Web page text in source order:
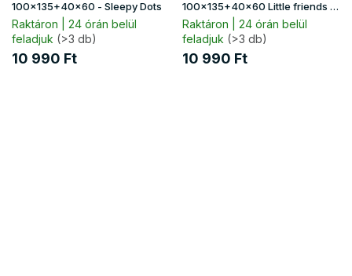
100x135+40x60 - Sleepy Dots
Raktáron | 24 órán belül
feladjuk (>3 db)
10 990 Ft
100x135+40x60 Little friends -
kék
Raktáron | 24 órán belül
feladjuk (>3 db)
10 990 Ft